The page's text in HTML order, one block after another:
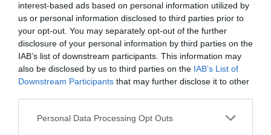
interest-based ads based on personal information utilized by
us or personal information disclosed to third parties prior to
your opt-out. You may separately opt-out of the further
disclosure of your personal information by third parties on the
IAB’s list of downstream participants. This information may
also be disclosed by us to third parties on the IAB’s List of
Downstream Participants that may further disclose it to other
Personal Data Processing Opt Outs
dans le capital de SAA serait une très bonne chose pour SAA
et pour lAfrique du Sud en General. SAA n’a que trop souffert
de l’incompétence de ces dirigeants qui a conduit cette
compagnie la ou elle est actuellement…. De plus, SAA n’est
pas excentre (@fred le Corse) du tout est son réseau africain
est un bel atout, si SAA est trop excentre que devrions nous
dire alors de Quantas ou de NZ ????
(Desole pour le 1er commentaire mais le correcteur